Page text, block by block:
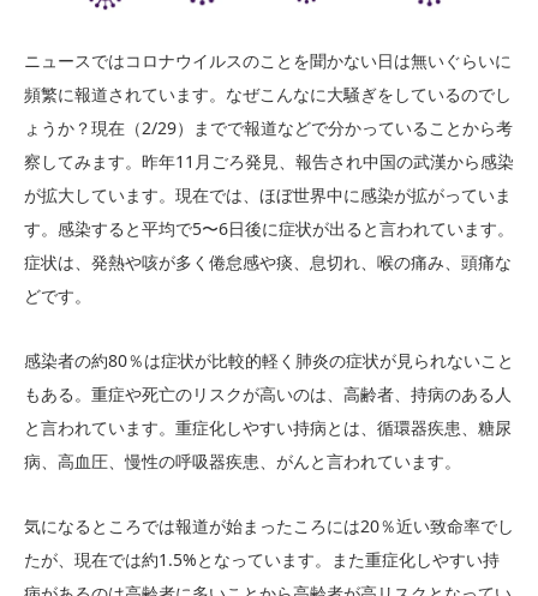
ニュースではコロナウイルスのことを聞かない日は無いぐらいに
頻繁に報道されています。なぜこんなに大騒ぎをしているのでし
ょうか？現在（2/29）までで報道などで分かっていることから考
察してみます。昨年11月ごろ発見、報告され中国の武漢から感染
が拡大しています。現在では、ほぼ世界中に感染が拡がっていま
す。感染すると平均で5〜6日後に症状が出ると言われています。
症状は、発熱や咳が多く倦怠感や痰、息切れ、喉の痛み、頭痛な
どです。
感染者の約80％は症状が比較的軽く肺炎の症状が見られないこと
もある。重症や死亡のリスクが高いのは、高齢者、持病のある人
と言われています。重症化しやすい持病とは、循環器疾患、糖尿
病、高血圧、慢性の呼吸器疾患、がんと言われています。
気になるところでは報道が始まったころには20％近い致命率でし
たが、現在では約1.5%となっています。また重症化しやすい持